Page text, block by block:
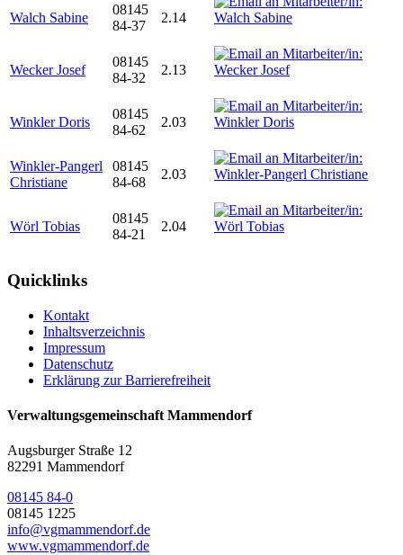
Walch Sabine
08145
84-37
2.14
Wecker Josef
08145
84-32
2.13
Winkler Doris
08145
84-62
2.03
Winkler-Pangerl
Christiane
08145
84-68
2.03
Wörl Tobias
08145
84-21
2.04
Quicklinks
Kontakt
Inhaltsverzeichnis
Impressum
Datenschutz
Erklärung zur Barrierefreiheit
Verwaltungsgemeinschaft Mammendorf
Augsburger Straße 12
82291 Mammendorf
08145 84-0
08145 1225
info@vgmammendorf.de
www.vgmammendorf.de